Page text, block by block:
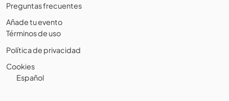
Preguntas frecuentes
Añade tu evento
Términos de uso
Política de privacidad
Cookies
Español